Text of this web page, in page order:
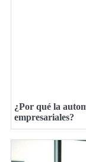
¿Por qué la
empresariales?